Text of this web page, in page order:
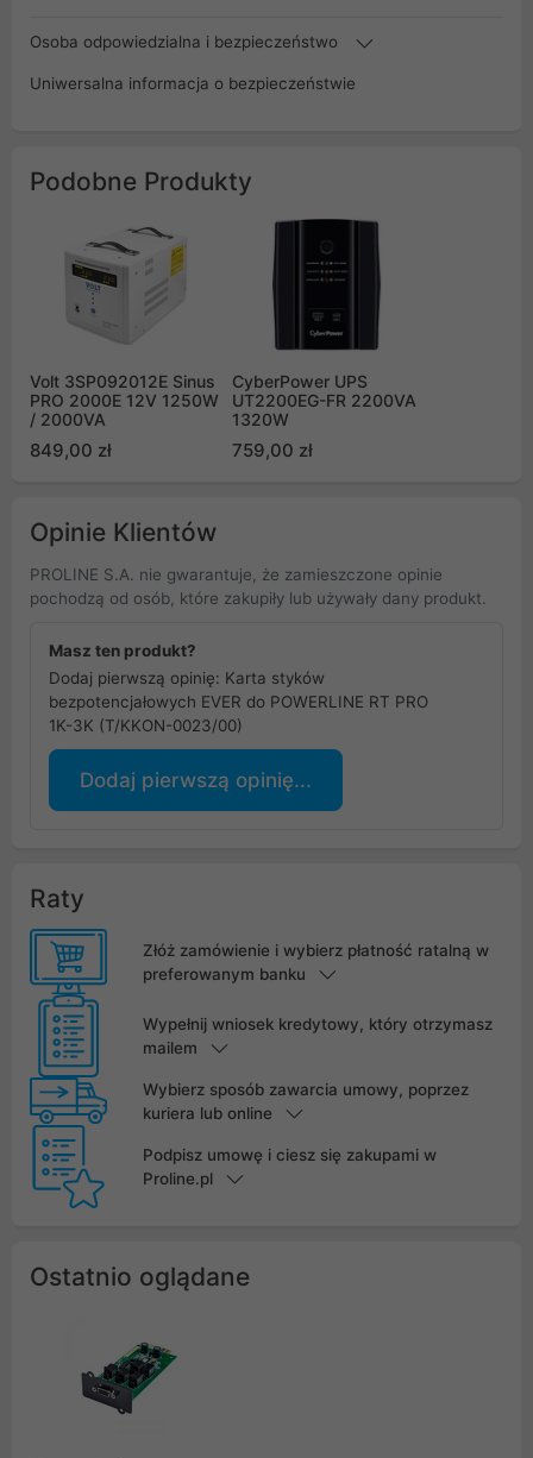
Osoba odpowiedzialna i bezpieczeństwo
Uniwersalna informacja o bezpieczeństwie
Podobne Produkty
Volt 3SP092012E Sinus
PRO 2000E 12V 1250W
/ 2000VA
849,00 zł
CyberPower UPS
UT2200EG-FR 2200VA
1320W
759,00 zł
Opinie Klientów
PROLINE S.A. nie gwarantuje, że zamieszczone opinie
pochodzą od osób, które zakupiły lub używały dany produkt.
Masz ten produkt?
Dodaj pierwszą opinię: Karta styków
bezpotencjałowych EVER do POWERLINE RT PRO
1K-3K (T/KKON-0023/00)
Dodaj pierwszą opinię...
Raty
Złóż zamówienie i wybierz płatność ratalną w
preferowanym banku
Wypełnij wniosek kredytowy, który otrzymasz
mailem
Wybierz sposób zawarcia umowy, poprzez
kuriera lub online
Podpisz umowę i ciesz się zakupami w
Proline.pl
Ostatnio oglądane